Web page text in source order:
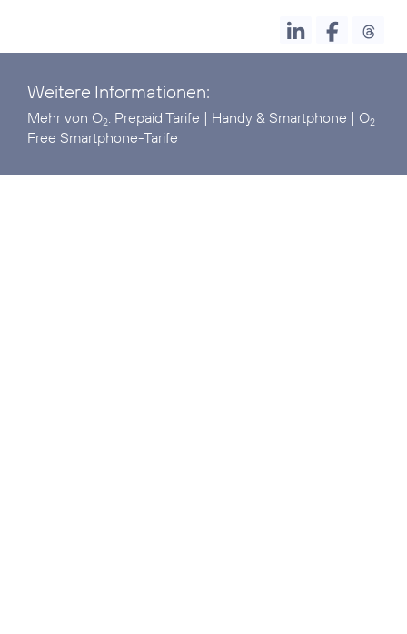
Weitere Informationen:
Mehr von O2: Prepaid Tarife | Handy & Smartphone | O2
Free Smartphone-Tarife